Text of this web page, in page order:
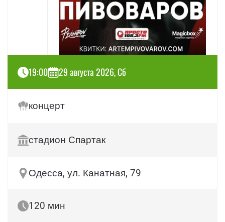
19:00 29 августа 2026, Сб
концерт
стадион Спартак
Одесса, ул. Канатная, 79
120 мин